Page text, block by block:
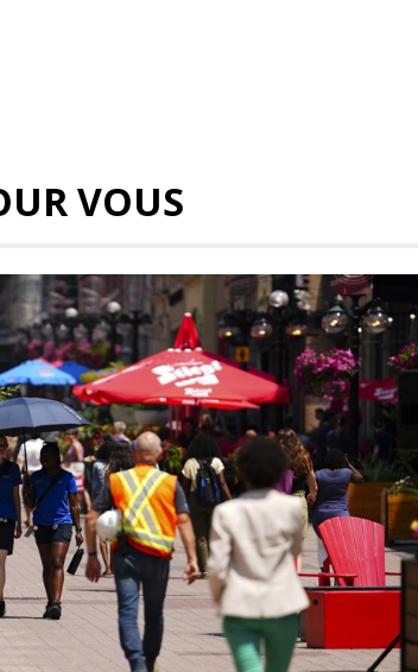
VOUS